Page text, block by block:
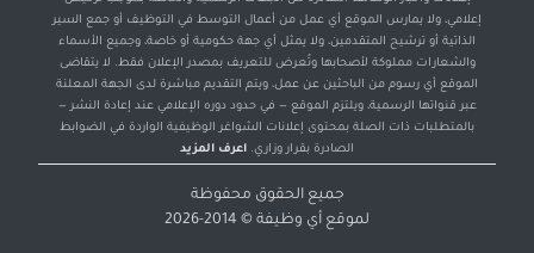
إعلامي، ولا يمارس الموقع أي عمل من أعمال التوسط في التوظيف أو جمع السير
الذاتية أو ترشيح المتقدمين، ولا يمثل أي جهة حكومية أو خاصة، وجميع الأسماء
والشعارات مملوكة لأصحابها وتُعرض للتعريف بمصدر الإعلان فقط. لا يتقاضى
الموقع أي رسوم من الباحثين عن عمل، ويتم التقديم مباشرة لدى الجهة المعلنة
عبر قنواتها الرسمية، ويلتزم الموقع — في حدود دوره الإعلامي عند إعادة النشر —
بالمتطلبات ذات الصلة بمحتوى إعلانات الشواغر الوظيفية الواردة في الضوابط
الصادرة بقرار وزاري. اعرف المزيد
جميع الحقوق محفوظة
لموقع أي وظيفة © 2014-2026